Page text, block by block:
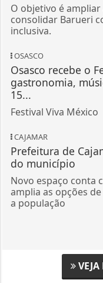
O objetivo é
consolidar Barueri
inclusiva.
OSASCO
Osasco recebe o
gastronomia,
15...
Festival Viva México
CAJAMAR
Prefeitura de
do município
Novo espaço conta
amplia as opções
a população